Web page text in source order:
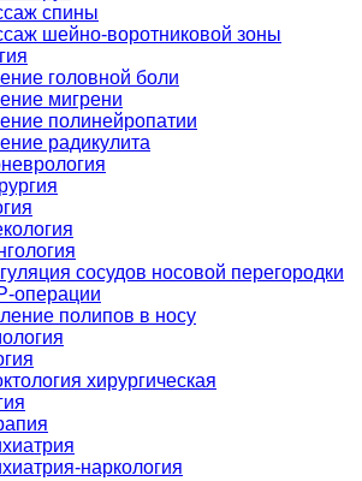
спины
шейно-воротниковой зоны
головной боли
мигрени
полинейропатии
радикулита
сосудов носовой перегородки
операции
полипов в носу
хирургическая
наркология